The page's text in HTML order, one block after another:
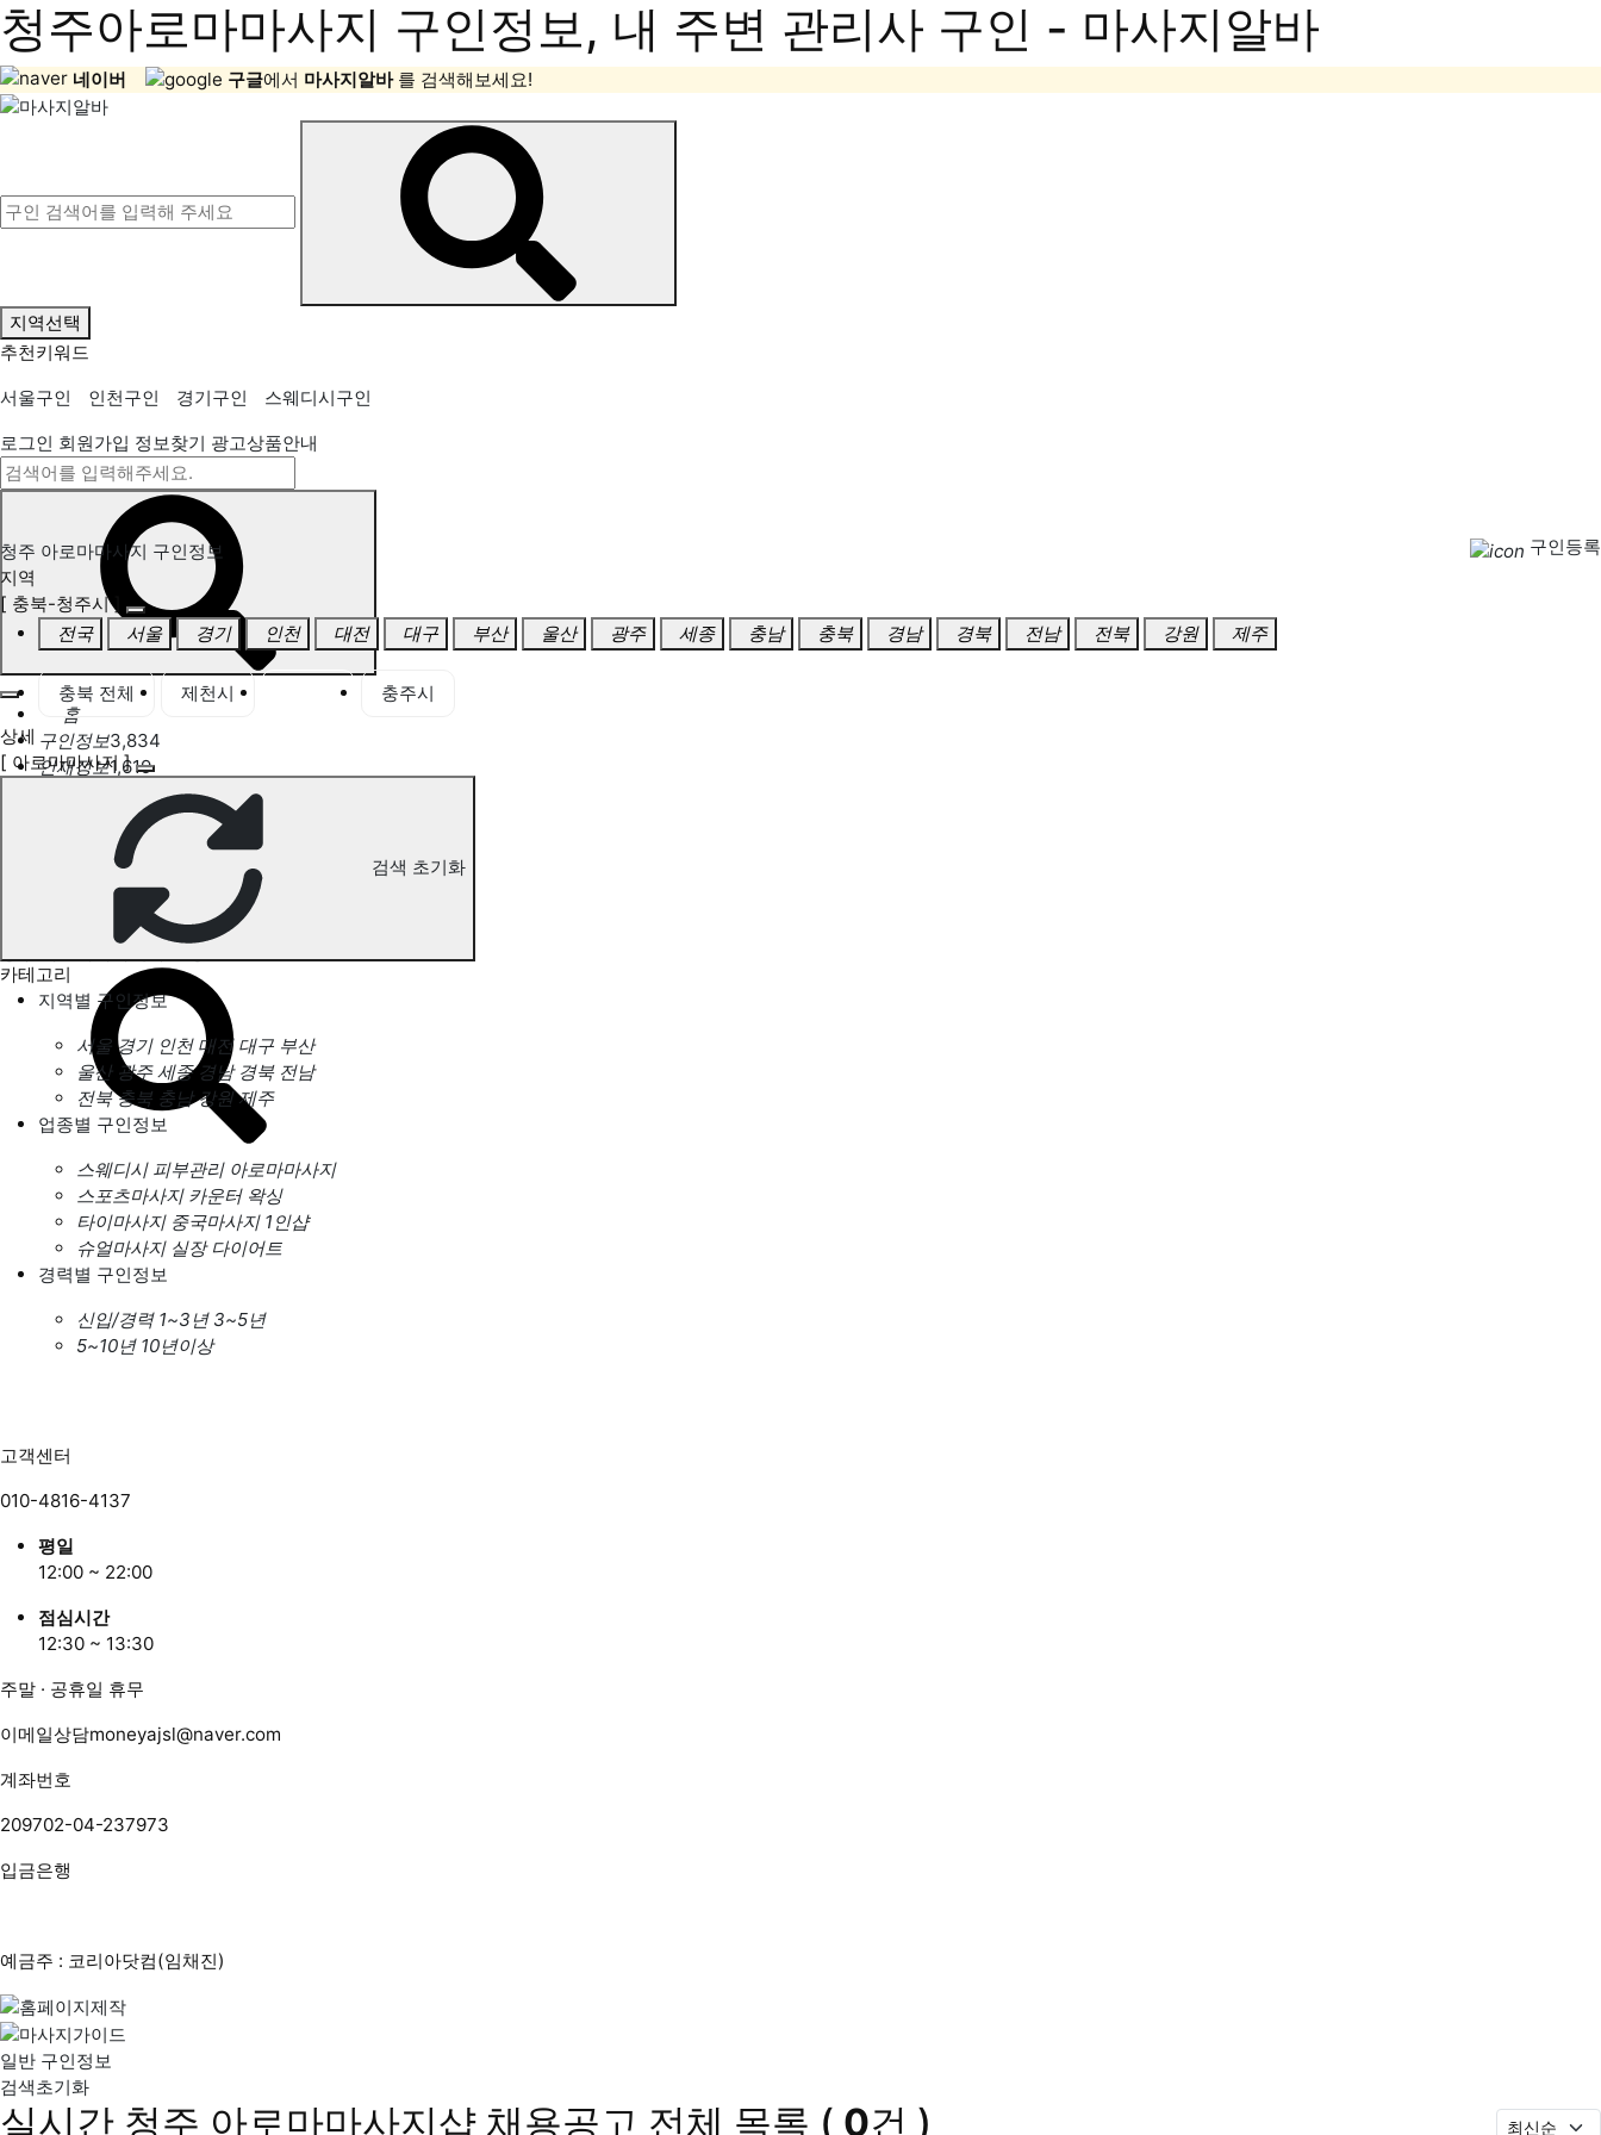
청주아로마마사지 구인정보, 내 주변 관리사 구인 - 마사지알바
네이버 구글에서 마사지알바 를 검색해보세요!
지역선택
추천키워드
서울구인
인천구인 경기구인
스웨디시구인
로그인 회원가입 정보찾기 광고상품안내
홈
구인정보3,834
인재정보1,619
고객센터
전국업체정보 마사지가이드
업체 서비스 관리
개인 서비스 관리
청주 아로마마사지 구인정보
구인등록
지역
[ 충북-청주시 ]
전국
서울 경기 인천 대전 대구 부산 울산 광주 세종 충남 충북 경남 경북 전남 전북 강원 제주
충북 전체 제천시
충주시
상세
[ 아로마마사지 ]
검색 초기화
카테고리
지역별 구인정보
서울 경기 인천 대전 대구 부산
울산 광주 세종 경남 경북 전남
전북 충북 충남 강원 제주
업종별 구인정보
스웨디시 피부관리 아로마마사지
스포츠마사지 카운터 왁싱
타이마사지 중국마사지 1인샵
슈얼마사지 실장 다이어트
경력별 구인정보
신입/경력 1~3년 3~5년
5~10년 10년이상
고객센터
010-4816-4137
평일
12:00 ~ 22:00
점심시간
12:30 ~ 13:30
주말 · 공휴일 휴무
이메일상담moneyajsl@naver.com
계좌번호
209702-04-237973
입금은행
예금주 : 코리아닷컴(임채진)
일반 구인정보
검색초기화
실시간 청주 아로마마사지샵 채용공고 전체 목록 ( 0건 )